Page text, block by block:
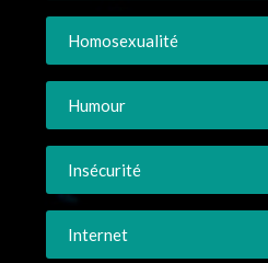
Homosexualité
Humour
Insécurité
Internet